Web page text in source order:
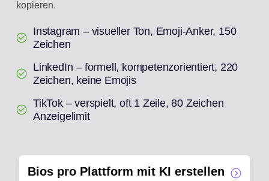
kopieren.
Instagram – visueller Ton, Emoji-Anker, 150
Zeichen
LinkedIn – formell, kompetenzorientiert, 220
Zeichen, keine Emojis
TikTok – verspielt, oft 1 Zeile, 80 Zeichen
Anzeigelimit
Bios pro Plattform mit KI erstellen